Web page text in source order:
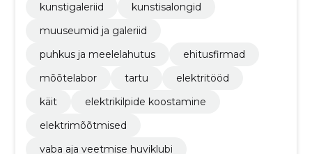
kunstigaleriid
kunstisalongid
muuseumid ja galeriid
puhkus ja meelelahutus
ehitusfirmad
mõõtelabor
tartu
elektritööd
käit
elektrikilpide koostamine
elektrimõõtmised
vaba aja veetmise huviklubi